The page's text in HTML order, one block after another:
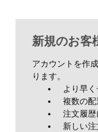
新規のお客
アカウントを作
ります。
より早
複数の
注文履
新しい